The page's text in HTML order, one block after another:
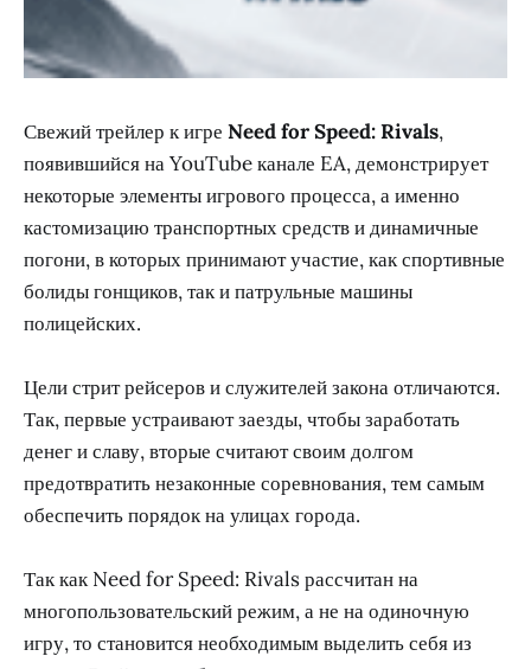
Свежий трейлер к игре Need for Speed: Rivals,
появившийся на YouTube канале EA, демонстрирует
некоторые элементы игрового процесса, а именно
кастомизацию транспортных средств и динамичные
погони, в которых принимают участие, как спортивные
болиды гонщиков, так и патрульные машины
полицейских.
Цели стрит рейсеров и служителей закона отличаются.
Так, первые устраивают заезды, чтобы заработать
денег и славу, вторые считают своим долгом
предотвратить незаконные соревнования, тем самым
обеспечить порядок на улицах города.
Так как Need for Speed: Rivals рассчитан на
многопользовательский режим, а не на одиночную
игру, то становится необходимым выделить себя из